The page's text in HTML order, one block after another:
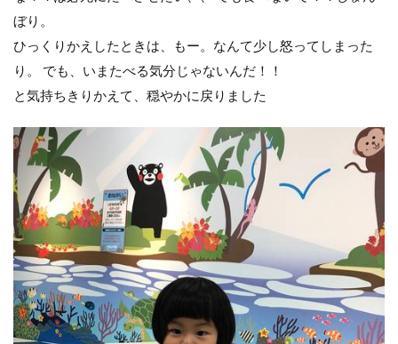
ぼり。
ひっくりかえしたときは、もー。なんて少し怒ってしまった
り。 でも、いまたべる気分じゃないんだ！！
と気持ちきりかえて、穏やかに戻りました